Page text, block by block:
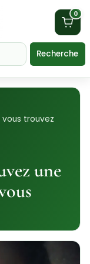
0
Recherche
trouvez
une